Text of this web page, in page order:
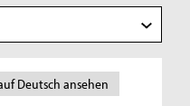
Deutsch ansehen